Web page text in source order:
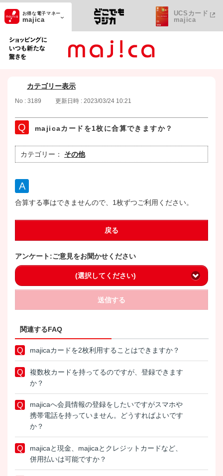
ショッピングにいつも新たな驚きを
お得な電子マネー
majica
UCSカード
majica
カテゴリー表示
No : 3189 更新日時 : 2023/03/24 10:21
majicaカードを1枚に合算できますか？
カテゴリー： その他
合算する事はできませんので、1枚ずつご利用ください。
戻る
アンケート:ご意見をお聞かせください
(選択してください)
送信する
関連するFAQ
majicaカードを2枚利用することはできますか？
複数枚カードを持ってるのですが、登録できます
か？
majicaへ会員情報の登録をしたいですがスマホや
携帯電話を持っていません。どうすればよいです
か？
majicaと現金、majicaとクレジットカードなど、
併用払いは可能ですか？